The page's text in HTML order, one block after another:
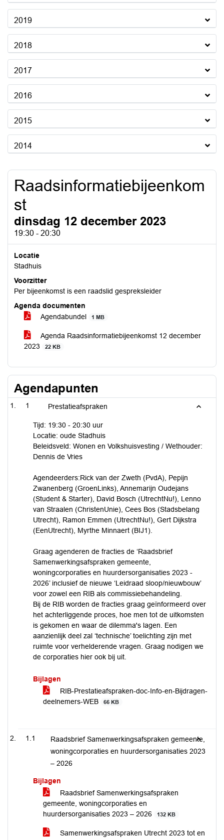
2019
2018
2017
2016
2015
2014
Raadsinformatiebijeenkom
st
dinsdag 12 december 2023
19:30 - 20:30
Locatie
Stadhuis
Voorzitter
Per bijeenkomst is een raadslid gespreksleider
Agenda documenten
Agendabundel
1 MB
Agenda Raadsinformatiebijeenkomst 12 december
2023
22 KB
Agendapunten
1 Prestatieafspraken
Tijd: 19:30 - 20:30 uur
Locatie: oude Stadhuis
Beleidsveld: Wonen en Volkshuisvesting / Wethouder:
Dennis de Vries
Agendeerders:Rick van der Zweth (PvdA), Pepijn
Zwanenberg (GroenLinks), Annemarijn Oudejans
(Student & Starter), David Bosch (UtrechtNu!), Lenno
van Straalen (ChristenUnie), Cees Bos (Stadsbelang
Utrecht), Ramon Emmen (UtrechtNu!), Gert Dijkstra
(EenUtrecht), Myrthe Minnaert (BIJ1).
Graag agenderen de fracties de ‘Raadsbrief
Samenwerkingsafspraken gemeente,
woningcorporaties en huurdersorganisaties 2023 -
2026’ inclusief de nieuwe ‘Leidraad sloop/nieuwbouw’
voor zowel een RIB als commissiebehandeling.
Bij de RIB worden de fracties graag geïnformeerd over
het achterliggende proces, hoe men tot de uitkomsten
is gekomen en waar de dilemma's lagen. Een
aanzienlijk deel zal ‘technische’ toelichting zijn met
ruimte voor verhelderende vragen. Graag nodigen we
de corporaties hier ook bij uit.
Bijlagen
RIB-Prestatieafspraken-doc-Info-en-Bijdragen-
deelnemers-WEB
66 KB
1.1
Raadsbrief Samenwerkingsafspraken gemeente,
woningcorporaties en huurdersorganisaties 2023
– 2026
Bijlagen
Raadsbrief Samenwerkingsafspraken
gemeente, woningcorporaties en
huurdersorganisaties 2023 – 2026
132 KB
Samenwerkingsafspraken Utrecht 2023 tot en